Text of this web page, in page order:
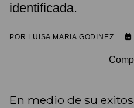
identificada.
POR LUISA MARIA GODINEZ
En medio de su